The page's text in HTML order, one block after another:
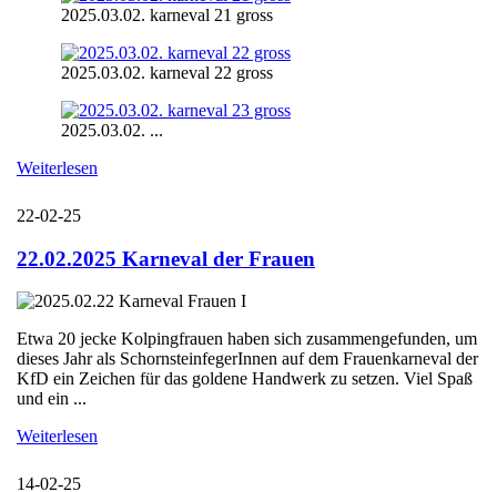
2025.03.02. karneval 21 gross
2025.03.02. karneval 22 gross
2025.03.02. ...
Weiterlesen
22-02-25
22.02.2025 Karneval der Frauen
Etwa 20 jecke Kolpingfrauen haben sich zusammengefunden, um
dieses Jahr als SchornsteinfegerInnen auf dem Frauenkarneval der
KfD ein Zeichen für das goldene Handwerk zu setzen. Viel Spaß
und ein ...
Weiterlesen
14-02-25